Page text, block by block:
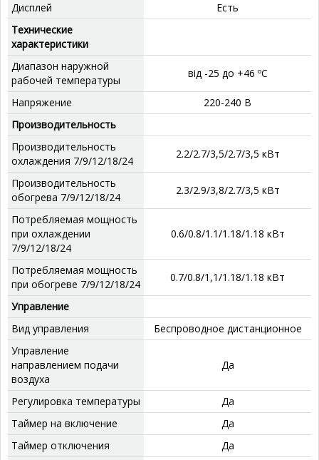
Дисплей
‎Есть
Технические
характеристики
Диапазон наружной
рабочей температуры
від -25 до +46 ºС
Напряжение
220-240 В
Производительность
Производительность
охлаждения 7/9/12/18/24
2.2/2.7/3,5/2.7/3,5 кВт
Производительность
обогрева 7/9/12/18/24
2.3/2.9/3,8/2.7/3,5 кВт
Потребляемая мощность
при охлаждении
7/9/12/18/24
0.6/0.8/1.1/1.18/1.18 кВт
Потребляемая мощность
при обогреве 7/9/12/18/24
0.7/0.8/1,1/1.18/1.18 кВт
Управление
Вид управления
Беспроводное дистанционное
Управление
направлением подачи
воздуха
Да
Регулировка температуры
Да
Таймер на включение
Да
Таймер отключения
Да